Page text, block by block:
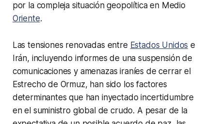
por la compleja situación geopolítica en Medio
Oriente.
Las tensiones renovadas entre Estados Unidos e
Irán, incluyendo informes de una suspensión de
comunicaciones y amenazas iraníes de cerrar el
Estrecho de Ormuz, han sido los factores
determinantes que han inyectado incertidumbre
en el suministro global de crudo. A pesar de la